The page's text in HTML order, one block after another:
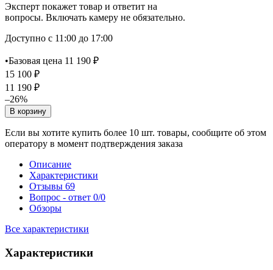
Эксперт покажет товар и ответит на
вопросы. Включать камеру не обязательно.
Доступно с 11:00 до 17:00
•Базовая цена 11 190 ₽
15 100 ₽
11 190 ₽
–26%
В корзину
Если вы хотите купить более 10 шт. товары, сообщите об этом
оператору в момент подтверждения заказа
Описание
Характеристики
Отзывы 69
Вопрос - ответ 0/0
Обзоры
Все характеристики
Характеристики